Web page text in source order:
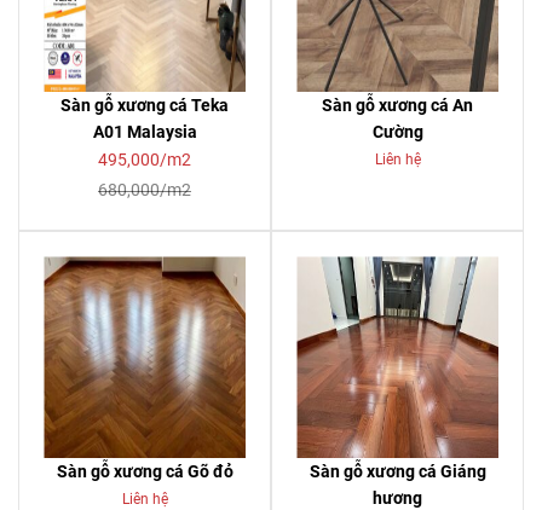
Sàn gỗ xương cá Teka
A01 Malaysia
495,000/m2
680,000/m2
Sàn gỗ xương cá An
Cường
Liên hệ
Sàn gỗ xương cá Gõ đỏ
Liên hệ
Sàn gỗ xương cá Giáng
hương